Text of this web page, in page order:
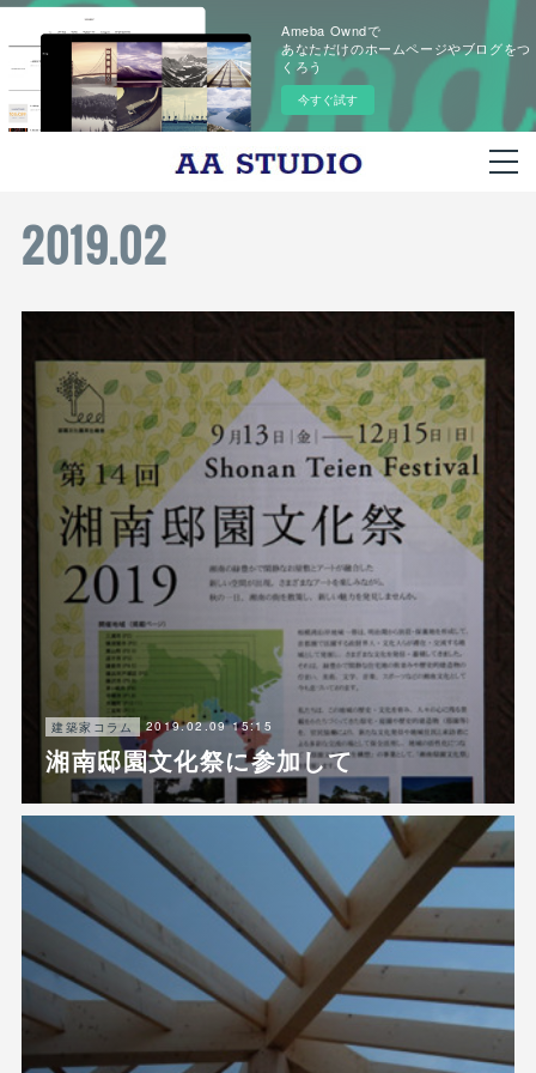
Ameba Owndで
あなただけのホームページやブログをつ
くろう
今すぐ試す
2019.02
建築家コラム 2019.02.09 15:15
湘南邸園文化祭に参加して